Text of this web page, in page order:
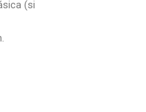
(si